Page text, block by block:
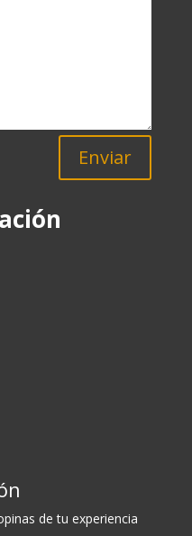
Enviar
de tu experiencia